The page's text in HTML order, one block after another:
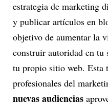
estrategia de marketing
y publicar artículos en
objetivo de aumentar la
construir autoridad en tu
tu propio sitio web. Esta
profesionales del
nuevas audiencias